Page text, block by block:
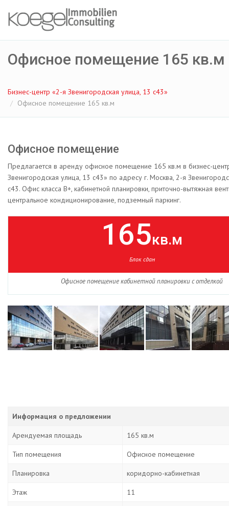
Офисное помещение 165 кв.м
Бизнес-центр «2-я Звенигородская улица, 13 с43»
Офисное помещение 165 кв.м
Офисное помещение
Предлагается в аренду офисное помещение 165 кв.м в бизнес-
Звенигородская улица, 13 с43» по адресу г. Москва, 2-я
с43. Офис класса B+, кабинетной планировки, приточно-вытяжная
центральное кондиционирование, подземный паркинг.
165кв.м
Блок сдан
Офисное помещение кабинетной планировки с отделкой
Информация о предложении
Арендуемая площадь 165 кв.м
Тип помещения Офисное помещение
Планировка коридорно-кабинетная
Этаж 11